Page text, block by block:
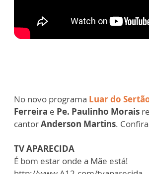
No novo programa Luar do
Ferreira e Pe. Paulinho Morais
cantorAnderson Martins.
TV APARECIDA
É bom estar onde a Mãe está!